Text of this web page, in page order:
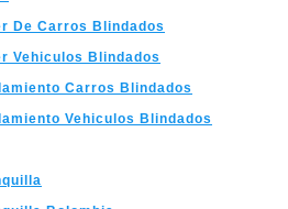
De Carros Blindados
Vehiculos Blindados
Carros Blindados
Vehiculos Blindados